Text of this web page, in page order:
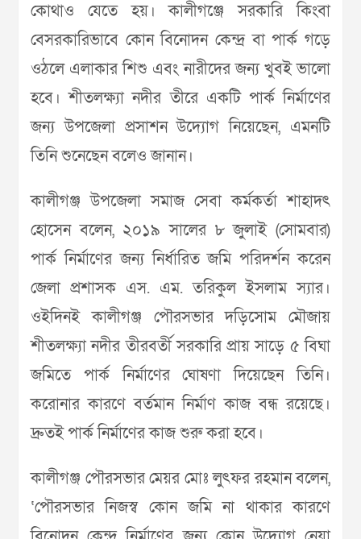
কোথাও যেতে হয়। কালীগঞ্জে সরকারি কিংবা
বেসরকারিভাবে কোন বিনোদন কেন্দ্র বা পার্ক গড়ে
ওঠলে এলাকার শিশু এবং নারীদের জন্য খুবই ভালো
হবে। শীতলক্ষ্যা নদীর তীরে একটি পার্ক নির্মাণের
জন্য উপজেলা প্রসাশন উদ্যোগ নিয়েছেন, এমনটি
তিনি শুনেছেন বলেও জানান।
কালীগঞ্জ উপজেলা সমাজ সেবা কর্মকর্তা শাহাদৎ
হোসেন বলেন, ২০১৯ সালের ৮ জুলাই (সোমবার)
পার্ক নির্মাণের জন্য নির্ধারিত জমি পরিদর্শন করেন
জেলা প্রশাসক এস. এম. তরিকুল ইসলাম স্যার।
ওইদিনই কালীগঞ্জ পৌরসভার দড়িসোম মৌজায়
শীতলক্ষ্যা নদীর তীরবর্তী সরকারি প্রায় সাড়ে ৫ বিঘা
জমিতে পার্ক নির্মাণের ঘোষণা দিয়েছেন তিনি।
করোনার কারণে বর্তমান নির্মাণ কাজ বন্ধ রয়েছে।
দ্রুতই পার্ক নির্মাণের কাজ শুরু করা হবে।
কালীগঞ্জ পৌরসভার মেয়র মোঃ লুৎফর রহমান বলেন,
‘পৌরসভার নিজস্ব কোন জমি না থাকার কারণে